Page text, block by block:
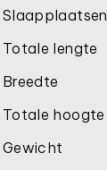
Slaapplaatsen
Totale lengte
Breedte
Totale hoogte
Gewicht